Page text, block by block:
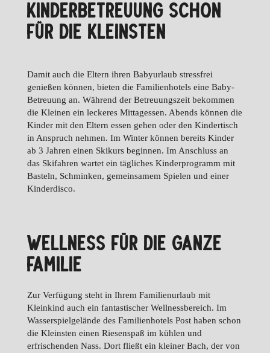
KINDERBETREUUNG SCHON
FÜR DIE KLEINSTEN
Damit auch die Eltern ihren Babyurlaub stressfrei
genießen können, bieten die Familienhotels eine Baby-
Betreuung an. Während der Betreuungszeit bekommen
die Kleinen ein leckeres Mittagessen. Abends können die
Kinder mit den Eltern essen gehen oder den Kindertisch
in Anspruch nehmen. Im Winter können bereits Kinder
ab 3 Jahren einen Skikurs beginnen. Im Anschluss an
das Skifahren wartet ein tägliches Kinderprogramm mit
Basteln, Schminken, gemeinsamem Spielen und einer
Kinderdisco.
WELLNESS FÜR DIE GANZE
FAMILIE
Zur Verfügung steht in Ihrem Familienurlaub mit
Kleinkind auch ein fantastischer Wellnessbereich. Im
Wasserspielgelände des Familienhotels Post haben schon
die Kleinsten einen Riesenspaß im kühlen und
erfrischenden Nass. Dort fließt ein kleiner Bach, der von